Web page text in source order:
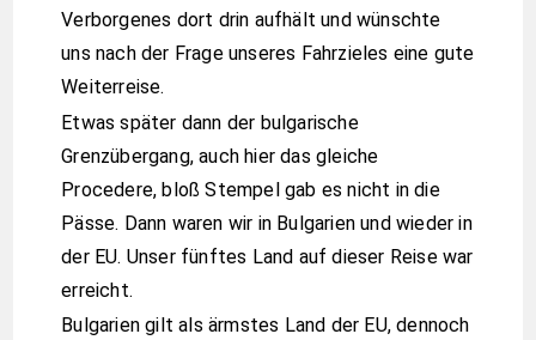
Verborgenes dort drin aufhält und wünschte
uns nach der Frage unseres Fahrzieles eine gute
Weiterreise.
Etwas später dann der bulgarische
Grenzübergang, auch hier das gleiche
Procedere, bloß Stempel gab es nicht in die
Pässe. Dann waren wir in Bulgarien und wieder in
der EU. Unser fünftes Land auf dieser Reise war
erreicht.
Bulgarien gilt als ärmstes Land der EU, dennoch